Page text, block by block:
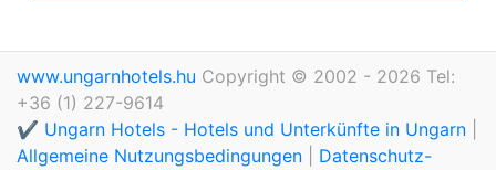
www.ungarnhotels.hu Copyright © 2002 - 2026 Tel:
+36 (1) 227-9614
✔️ Ungarn Hotels - Hotels und Unterkünfte in Ungarn
Allgemeine Nutzungsbedingungen
Datenschutz-